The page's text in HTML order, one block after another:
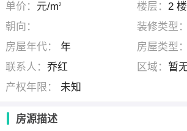
单价： 元/m2 楼层： 2
朝向：
装修类型：
房屋年代：
年 房屋类型：
联系人：乔红 区域： 暂
产权年限：
未知
房源描述